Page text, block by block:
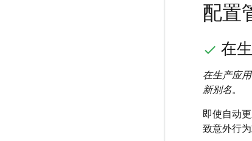
配置
在
在生产应
新别名。
即使自动
致意外行